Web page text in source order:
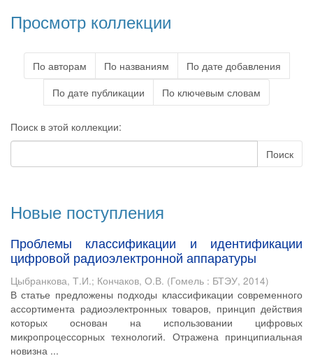
Просмотр коллекции
По авторам По названиям
По дате добавления
По дате публикации
По ключевым словам
Поиск в этой коллекции:
Поиск
Новые поступления
Проблемы классификации и идентификации
цифровой радиоэлектронной аппаратуры
Цыбранкова, Т.И.; Кончаков, О.В. (Гомель : БТЭУ, 2014)
В статье предложены подходы классификации современного
ассортимента радиоэлектронных товаров, принцип действия
которых основан на использовании цифровых
микропроцессорных технологий. Отражена принципиальная
новизна ...